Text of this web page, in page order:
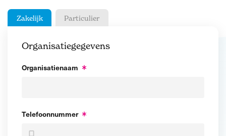
Zakelijk Particulier
Organisatiegegevens
Organisatienaam
Telefoonnummer